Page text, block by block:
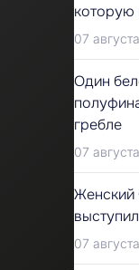
которую
07
Один
гребле
07
Женский
07